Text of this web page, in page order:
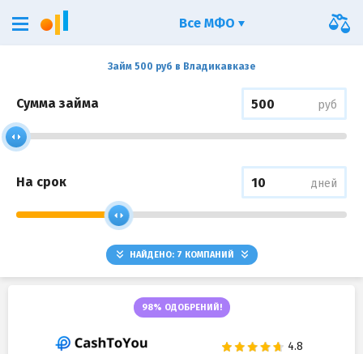
Займ 500 руб в Владикавказе
Сумма займа руб
На срок дней
НАЙДЕНО: 7 КОМПАНИЙ
98% ОДОБРЕНИЙ!
Все МФО